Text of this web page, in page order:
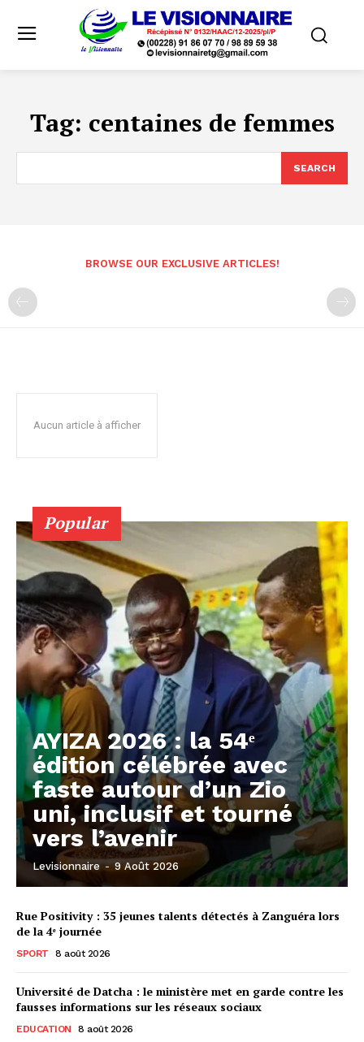
Tag: centaines de femmes
SEARCH
BROWSE OUR EXCLUSIVE ARTICLES!
Aucun article à afficher
Popular
AYIZA 2026 : la 54ᵉ
édition célébrée avec
faste autour d’un Zio
uni, inclusif et tourné
vers l’avenir
Levisionnaire - 9 Août 2026
Rue Positivity : 35 jeunes talents détectés à Zanguéra lors
de la 4ᵉ journée
SPORT 8 août 2026
Université de Datcha : le ministère met en garde contre les
fausses informations sur les réseaux sociaux
EDUCATION 8 août 2026